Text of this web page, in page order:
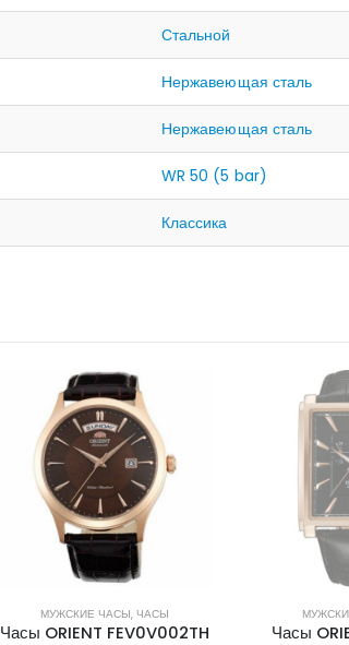
Стальной
Нержавеющая сталь
Нержавеющая сталь
WR 50 (5 bar)
Классика
МУЖСКИЕ ЧАСЫ, ЧАСЫ
Часы ORIENT FEV0V002TH
НЕТ
Часы